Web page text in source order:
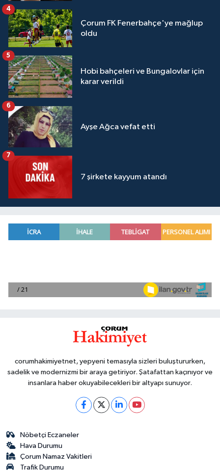
Çorum FK Fenerbahçe'ye mağlup
oldu
4
Hobi bahçeleri ve Bungalovlar için
karar verildi
5
Ayşe Ağca vefat etti
6
7 şirkete kayyum atandı
7
corumhakimiyetnet, yepyeni temasıyla sizleri buluştururken,
sadelik ve modernizmi bir araya getiriyor. Şatafattan kaçınıyor ve
insanlara haber okuyabilecekleri bir altyapı sunuyor.
Nöbetçi Eczaneler
Hava Durumu
Çorum Namaz Vakitleri
Trafik Durumu